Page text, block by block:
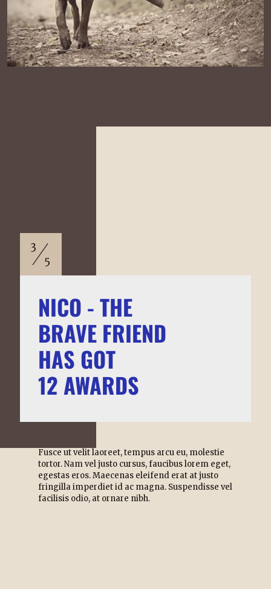
NICO - THE
BRAVE FRIEND
HAS GOT
12 AWARDS
Fusce ut velit laoreet, tempus arcu eu, molestie
tortor. Nam vel justo cursus, faucibus lorem eget,
egestas eros. Maecenas eleifend erat at justo
fringilla imperdiet id ac magna. Suspendisse vel
facilisis odio, at ornare nibh.